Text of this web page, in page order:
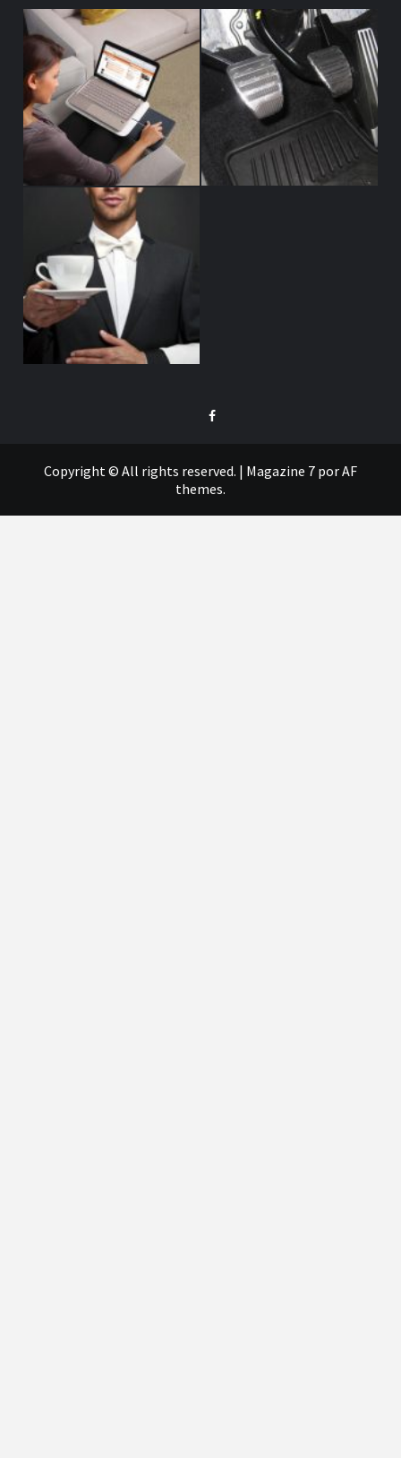
Facebook
Copyright © All rights reserved. | Magazine 7 por AF
themes.